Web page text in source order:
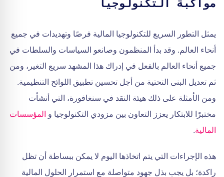
مواكبة التكنولوجيا
يمثل التطور السريع للتكنولوجيا المالية فرصًا وتهديدات في جميع
أنحاء العالم. وقد بدأ المنظمون وصانعو السياسات والسلطات في
جميع أنحاء العالم بالفعل في إدراك هذا المشهد سريع التغير، ومن
ثم تعديل البنى التحتية من أجل تحسين تطبيق اللوائح التنظيمية.
ومن الأمثلة على ذلك هيئة النقد في سنغافورة، التي أنشأت
مختبرًا للابتكار يعزز التعاون بين مزودي التكنولوجيا و المؤسسات
المالية.
هذه الإجراءات التي يتم اتخاذها اليوم لا يمكن ببساطة أن تظل
راكدة؛ بل يجب بذل جهود متواصلة مع استمرار الحلول المالية